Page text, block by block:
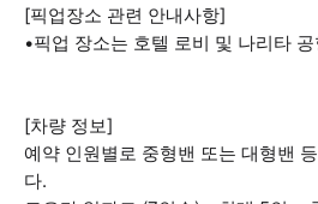
[픽업장소 관련 안내사항]
•픽업 장소는 호텔 로비 및 나리타
[차량 정보]
예약 인원별로 중형밴 또는 대형밴
다.